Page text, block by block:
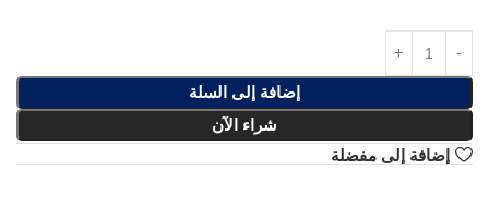
إضافة إلى السلة
شراء الآن
إضافة إلى مفضلة